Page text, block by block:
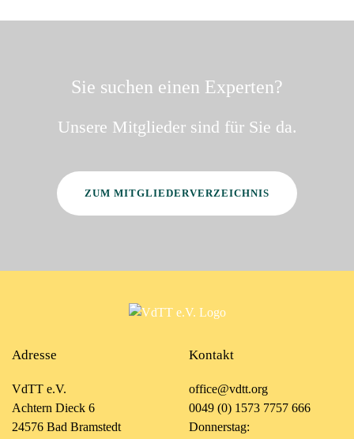
Sie suchen einen Experten?
Unsere Mitglieder sind für Sie da.
ZUM MITGLIEDERVERZEICHNIS
Adresse
VdTT e.V.
Achtern Dieck 6
24576 Bad Bramstedt
Kontakt
office@vdtt.org
0049 (0) 1573 7757 666
Donnerstag: